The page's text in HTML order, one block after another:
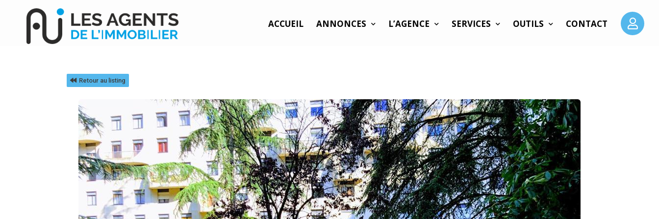
ACCUEIL ANNONCES L’AGENCE SERVICES OUTILS CONTACT
Retour au listing